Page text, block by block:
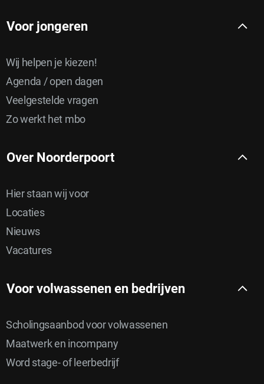
Voor jongeren
Wij helpen je kiezen!
Agenda / open dagen
Veelgestelde vragen
Zo werkt het mbo
Over Noorderpoort
Hier staan wij voor
Locaties
Nieuws
Vacatures
Voor volwassenen en bedrijven
Scholingsaanbod voor volwassenen
Maatwerk en incompany
Word stage- of leerbedrijf